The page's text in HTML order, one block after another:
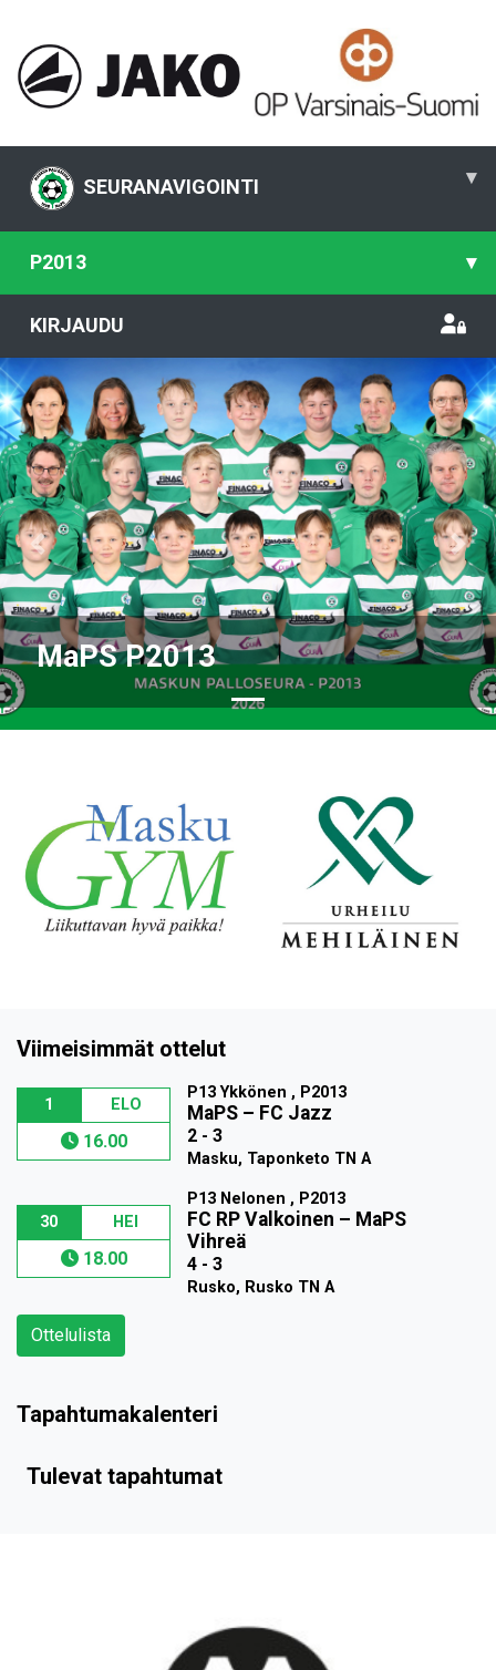
SEURANAVIGOINTI ▾
P2013 ▾
KIRJAUDU
MaPS P2013
Previous
Viimeisimmät ottelut
1 ELO
16.00
P13 Ykkönen , P2013
MaPS – FC Jazz
2 - 3
Masku, Taponketo TN A
30 HEI
18.00
P13 Nelonen , P2013
FC RP Valkoinen – MaPS
Vihreä
4 - 3
Rusko, Rusko TN A
Ottelulista
Tapahtumakalenteri
Tulevat tapahtumat